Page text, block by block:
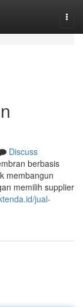
Discuss
berbasis
membangun
memilih supplier
jual-